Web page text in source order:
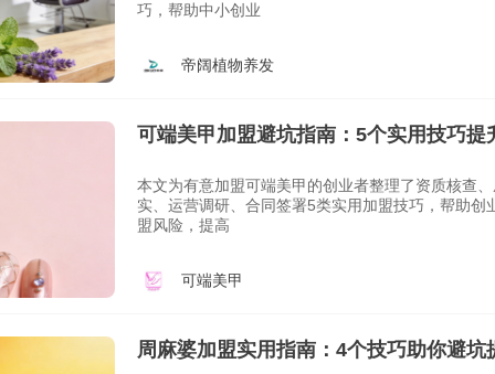
巧，帮助中小创业
帝阔植物养发
可端美甲加盟避坑指南：5个实用技巧提
本文为有意加盟可端美甲的创业者整理了资质核查
实、运营调研、合同签署5类实用加盟技巧，帮助创
盟风险，提高
可端美甲
周麻婆加盟实用指南：4个技巧助你避坑